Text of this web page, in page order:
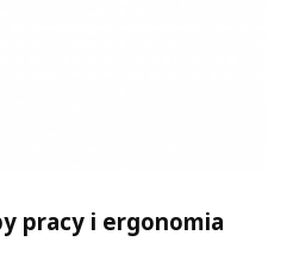
pracy i ergonomia